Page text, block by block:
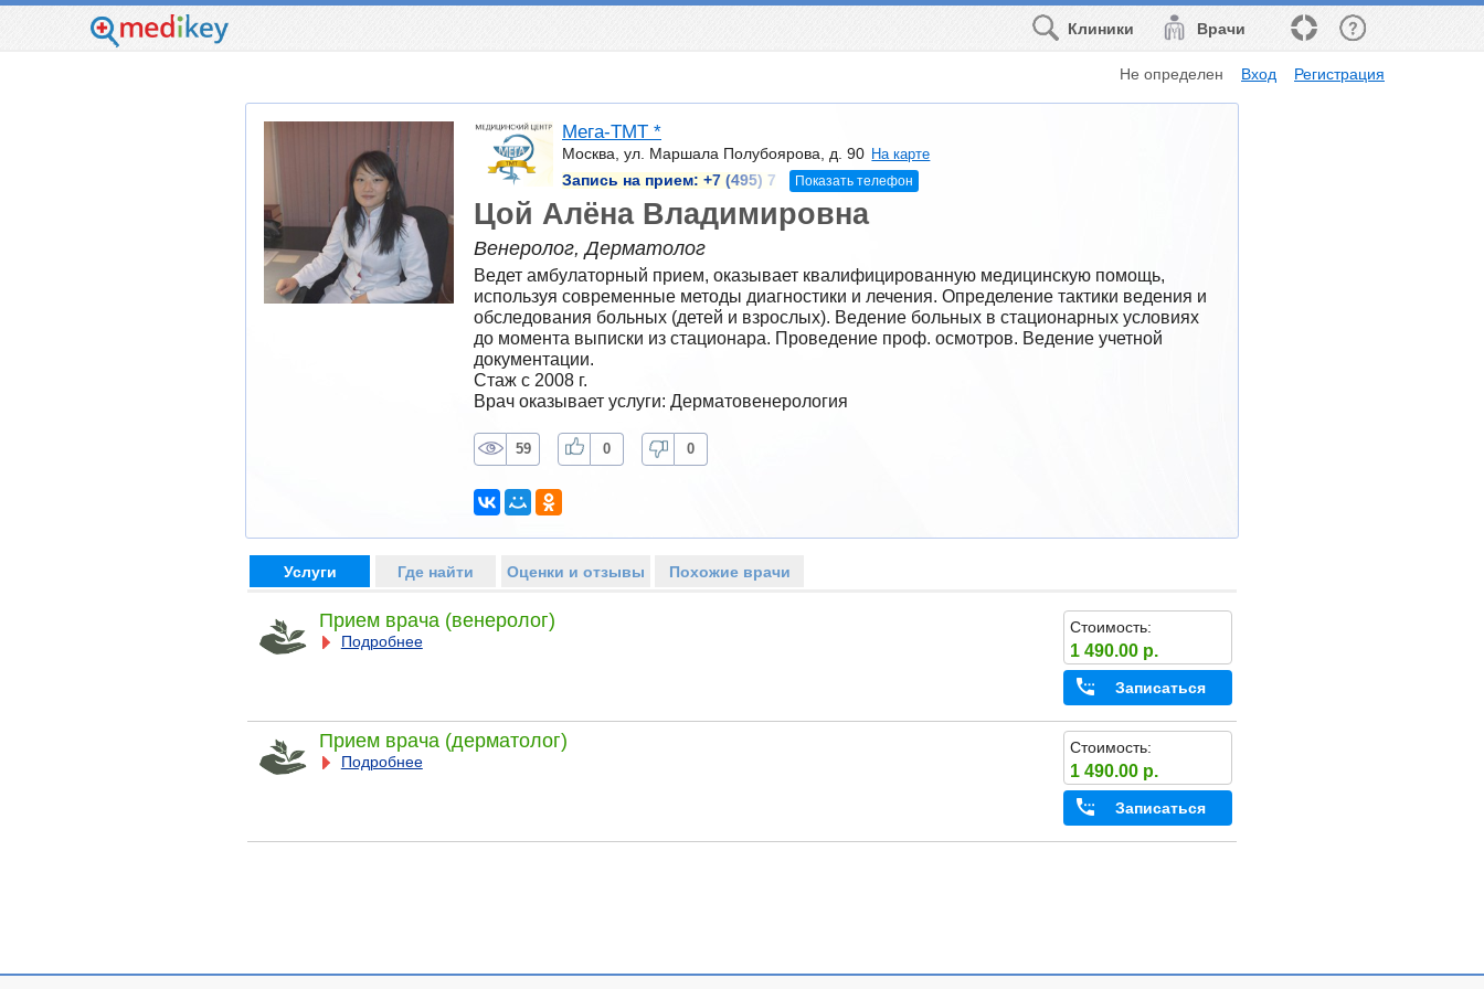
Врачи
Клиники
Не определен Вход Регистрация
Мега-ТМТ *
Москва, ул. Маршала Полубоярова, д. 90 На карте
Запись на прием: +7 (495) 7 Показать телефон
Цой Алёна Владимировна
Венеролог, Дерматолог
Ведет амбулаторный прием, оказывает квалифицированную медицинскую помощь,
используя современные методы диагностики и лечения. Определение тактики ведения и
обследования больных (детей и взрослых). Ведение больных в стационарных условиях
до момента выписки из стационара. Проведение проф. осмотров. Ведение учетной
документации.
Стаж с 2008 г.
Врач оказывает услуги: Дерматовенерология
59 0 0
Услуги Где найти Оценки и отзывы Похожие врачи
Прием врача (венеролог)
Подробнее
Стоимость:
1 490.00 р.
Записаться
Прием врача (дерматолог)
Подробнее
Стоимость:
1 490.00 р.
Записаться